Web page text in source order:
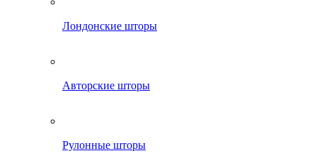
Лондонские шторы
Авторские шторы
Рулонные шторы